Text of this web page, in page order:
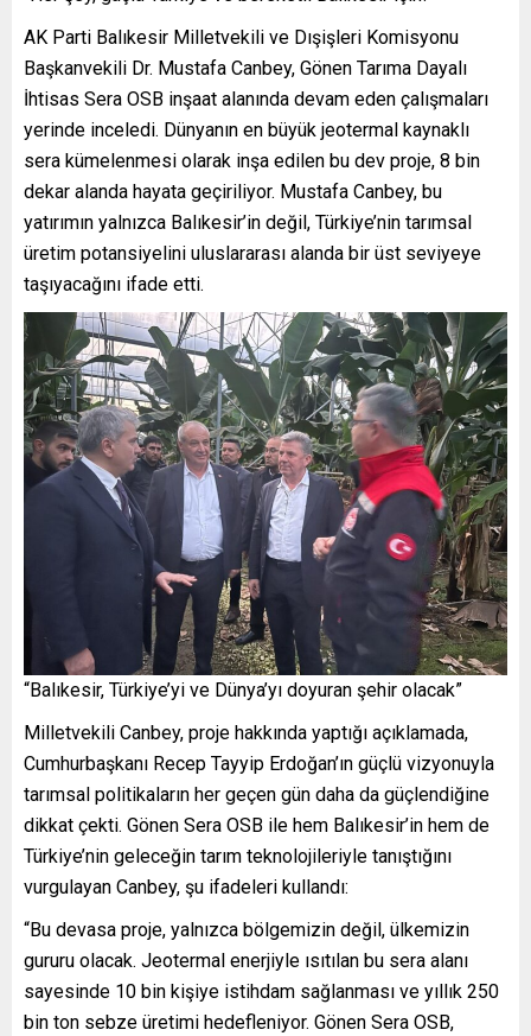
AK Parti Balıkesir Milletvekili ve Dışişleri Komisyonu
Başkanvekili Dr. Mustafa Canbey, Gönen Tarıma Dayalı
İhtisas Sera OSB inşaat alanında devam eden çalışmaları
yerinde inceledi. Dünyanın en büyük jeotermal kaynaklı
sera kümelenmesi olarak inşa edilen bu dev proje, 8 bin
dekar alanda hayata geçiriliyor. Mustafa Canbey, bu
yatırımın yalnızca Balıkesir’in değil, Türkiye’nin tarımsal
üretim potansiyelini uluslararası alanda bir üst seviyeye
taşıyacağını ifade etti.
“Balıkesir, Türkiye’yi ve Dünya’yı doyuran şehir olacak”
Milletvekili Canbey, proje hakkında yaptığı açıklamada,
Cumhurbaşkanı Recep Tayyip Erdoğan’ın güçlü vizyonuyla
tarımsal politikaların her geçen gün daha da güçlendiğine
dikkat çekti. Gönen Sera OSB ile hem Balıkesir’in hem de
Türkiye’nin geleceğin tarım teknolojileriyle tanıştığını
vurgulayan Canbey, şu ifadeleri kullandı:
“Bu devasa proje, yalnızca bölgemizin değil, ülkemizin
gururu olacak. Jeotermal enerjiyle ısıtılan bu sera alanı
sayesinde 10 bin kişiye istihdam sağlanması ve yıllık 250
bin ton sebze üretimi hedefleniyor. Gönen Sera OSB,